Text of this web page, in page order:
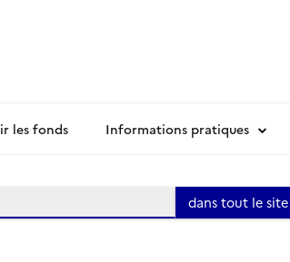
les fonds Informations pratiques
dans tout le site